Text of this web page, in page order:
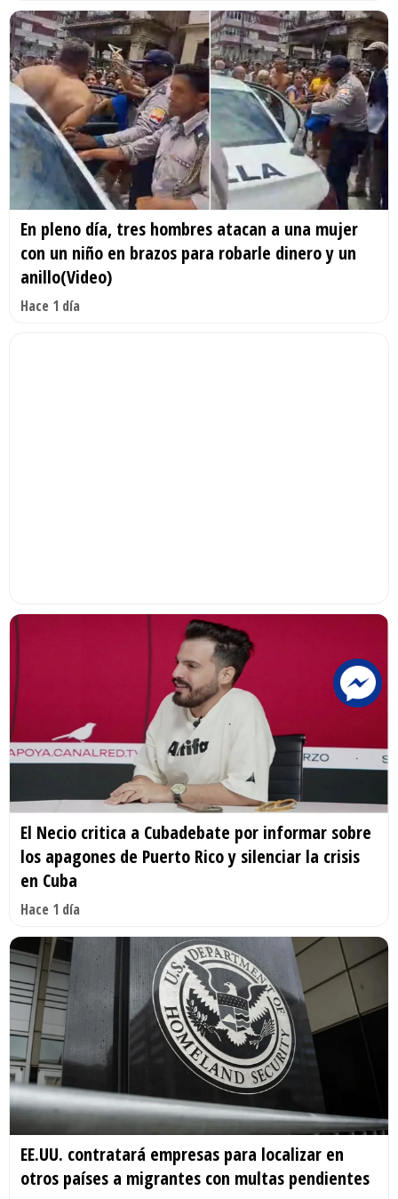
En pleno día, tres hombres atacan a una mujer
con un niño en brazos para robarle dinero y un
anillo(Video)
Hace 1 día
El Necio critica a Cubadebate por informar sobre
los apagones de Puerto Rico y silenciar la crisis
en Cuba
Hace 1 día
EE.UU. contratará empresas para localizar en
otros países a migrantes con multas pendientes